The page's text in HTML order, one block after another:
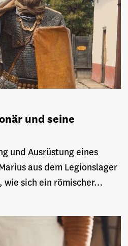
und seine
und Ausrüstung eines
aus dem Legionslager
wie sich ein römischer…